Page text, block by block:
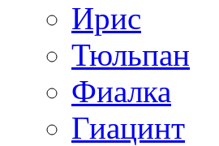
Ирис
Тюльпан
Фиалка
Гиацинт